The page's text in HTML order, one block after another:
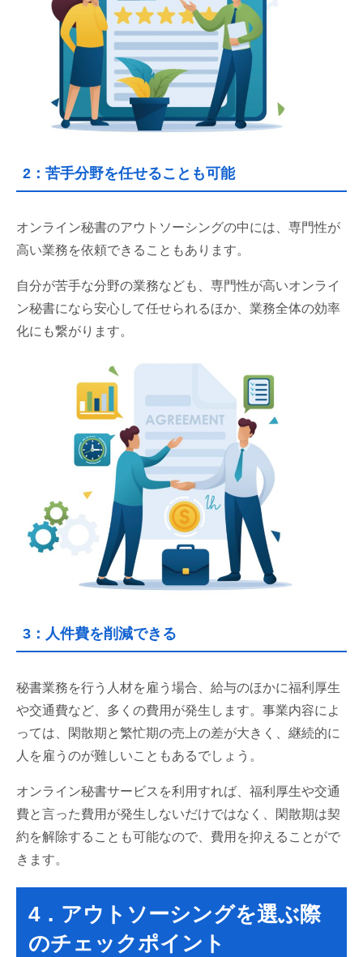
2：苦手分野を任せることも可能
オンライン秘書のアウトソーシングの中には、専門性が
高い業務を依頼できることもあります。
自分が苦手な分野の業務なども、専門性が高いオンライ
ン秘書になら安心して任せられるほか、業務全体の効率
化にも繋がります。
3：人件費を削減できる
秘書業務を行う人材を雇う場合、給与のほかに福利厚生
や交通費など、多くの費用が発生します。事業内容によ
っては、閑散期と繁忙期の売上の差が大きく、継続的に
人を雇うのが難しいこともあるでしょう。
オンライン秘書サービスを利用すれば、福利厚生や交通
費と言った費用が発生しないだけではなく、閑散期は契
約を解除することも可能なので、費用を抑えることがで
きます。
4．アウトソーシングを選ぶ際
のチェックポイント